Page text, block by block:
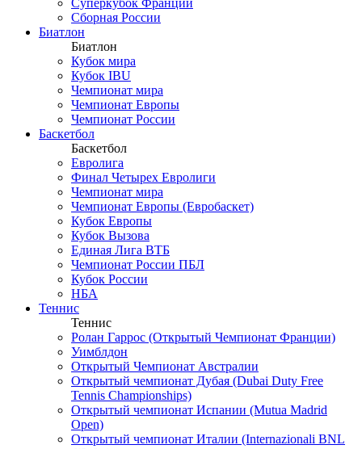
Суперкубок Франции
Сборная России
Биатлон
Биатлон
Кубок мира
Кубок IBU
Чемпионат мира
Чемпионат Европы
Чемпионат России
Баскетбол
Баскетбол
Евролига
Финал Четырех Евролиги
Чемпионат мира
Чемпионат Европы (Евробаскет)
Кубок Европы
Кубок Вызова
Единая Лига ВТБ
Чемпионат России ПБЛ
Кубок России
НБА
Теннис
Теннис
Ролан Гаррос (Открытый Чемпионат Франции)
Уимблдон
Открытый Чемпионат Австралии
Открытый чемпионат Дубая (Dubai Duty Free
Tennis Championships)
Открытый чемпионат Испании (Mutua Madrid
Open)
Открытый чемпионат Италии (Internazionali BNL